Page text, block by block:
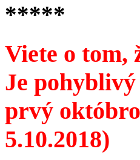
*****
Viete o tom,
Je
prvý
5.10.2018)